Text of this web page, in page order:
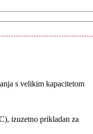
s velikim kapacitetom
izuzetno prikladan za